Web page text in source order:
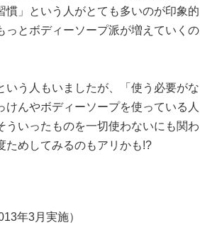
慣」という人がとても多いのが印象的
っとボディーソープ派が増えていくの
う人もいましたが、「使う必要がな
んやボディーソープを使っている人
いったものを一切使わないにも関わ
ためしてみるのもアリかも!?
年3月実施）